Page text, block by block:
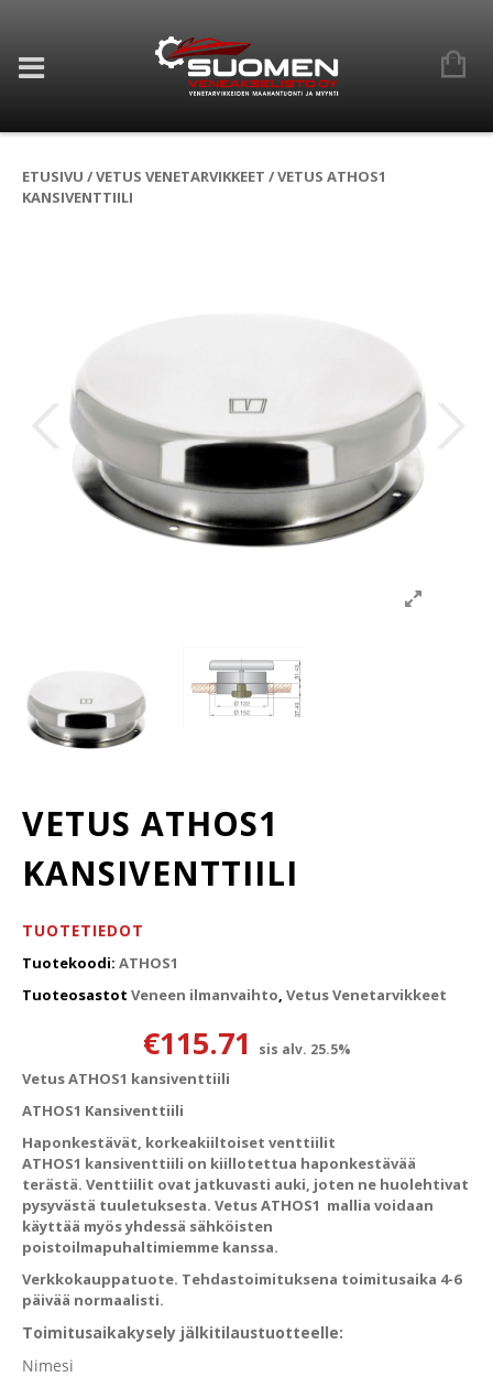
ETUSIVU /VETUS VENETARVIKKEET / VETUS ATHOS1
KANSIVENTTIILI
VETUS ATHOS1
KANSIVENTTIILI
TUOTETIEDOT
Tuotekoodi: ATHOS1
Tuoteosastot Veneen ilmanvaihto, Vetus Venetarvikkeet
€115.71 sis alv. 25.5%
Vetus ATHOS1 kansiventtiili
ATHOS1 Kansiventtiili
Haponkestävät, korkeakiiltoiset venttiilit
ATHOS1 kansiventtiili on kiillotettua haponkestävää
terästä. Venttiilit ovat jatkuvasti auki, joten ne huolehtivat
pysyvästä tuuletuksesta. Vetus ATHOS1 mallia voidaan
käyttää myös yhdessä sähköisten
poistoilmapuhaltimiemme kanssa.
Verkkokauppatuote. Tehdastoimituksena toimitusaika 4-6
päivää normaalisti.
Toimitusaikakysely jälkitilaustuotteelle:
Nimesi